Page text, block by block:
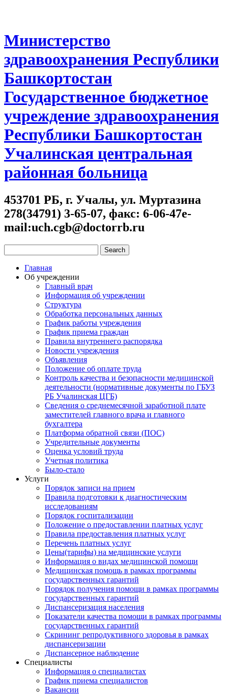
Министерство
здравоохранения Республики
Башкортостан
Государственное бюджетное
учреждение здравоохранения
Республики Башкортостан
Учалинская центральная
районная больница
453701 РБ, г. Учалы, ул. Муртазина
278(34791) 3-65-07, факс: 6-06-47e-
mail:uch.cgb@doctorrb.ru
Главная
Об учреждении
Главный врач
Информация об учреждении
Структура
Обработка персональных данных
График работы учреждения
График приема граждан
Правила внутреннего распорядка
Новости учреждения
Объявления
Положение об оплате труда
Контроль качества и безопасности медицинской
деятельности (нормативные документы по ГБУЗ
РБ Учалинская ЦГБ)
Сведения о среднемесячной заработной плате
заместителей главного врача и главного
бухгалтера
Платформа обратной связи (ПОС)
Учредительные документы
Оценка условий труда
Учетная политика
Было-стало
Услуги
Порядок записи на прием
Правила подготовки к диагностическим
исследованиям
Порядок госпитализации
Положение о предоставлении платных услуг
Правила предоставления платных услуг
Перечень платных услуг
Цены(тарифы) на медицинские услуги
Информация о видах медицинской помощи
Медицинская помощь в рамках программы
государственных гарантий
Порядок получения помощи в рамках программы
государственных гарантий
Диспансеризация населения
Показатели качества помощи в рамках программы
государственных гарантий
Скрининг репродуктивного здоровья в рамках
диспансеризации
Диспансерное наблюдение
Специалисты
Информация о специалистах
График приема специалистов
Вакансии